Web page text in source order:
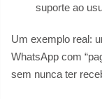
suporte ao
Um exemplo real:
WhatsApp com
sem nunca ter